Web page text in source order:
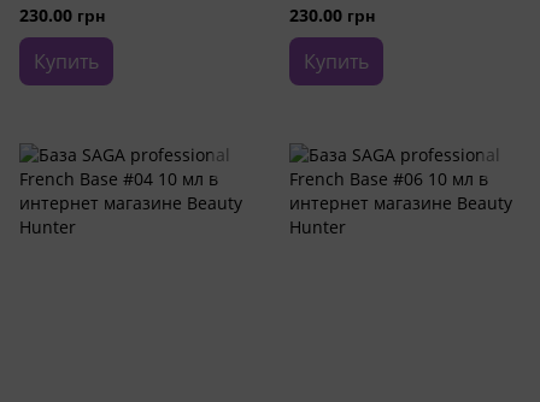
230.00 грн
Купить
230.00 грн
Купить